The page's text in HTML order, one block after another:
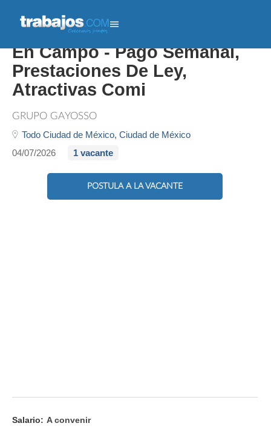
Ejecutivo Comercial Ventas
En Campo - Pago Semanal,
Prestaciones De Ley,
Atractivas Comi
GRUPO GAYOSSO
Todo Ciudad de México, Ciudad de México
04/07/2026
1 vacante
POSTULA A LA VACANTE
Salario: A convenir